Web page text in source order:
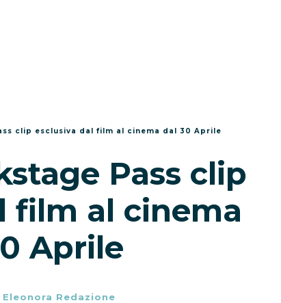
clip esclusiva dal film al cinema dal 30 Aprile
Pass clip
film al cinema
Aprile
Eleonora Redazione